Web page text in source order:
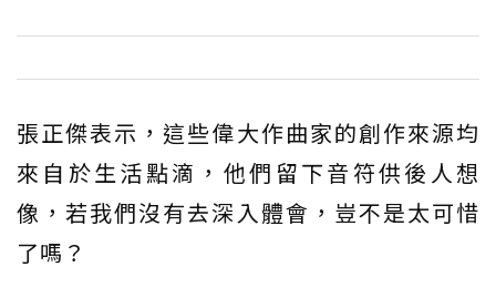
張正傑表示，這些偉大作曲家的創作來源均
來自於生活點滴，他們留下音符供後人想
像，若我們沒有去深入體會，豈不是太可惜
了嗎？